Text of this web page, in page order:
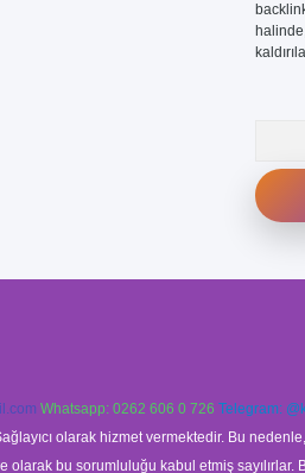
Whatsapp: 0262 606 0 726 Telegram:
olarak hizmet vermektedir. Bu
bu sorumluluğu kabul etmiş